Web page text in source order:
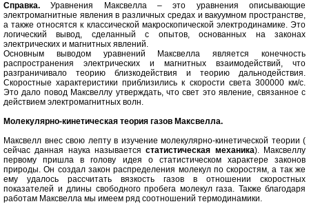
Справка. Уравнения Максвелла – это уравнения описывающие
электромагнитные явления в различных средах и вакуумном пространстве,
а также относятся к классической макроскопической электродинамике. Это
логический вывод, сделанный с опытов, основанных на законах
электрических и магнитных явлений.
Основным выводом уравнений Максвелла является конечность
распространения электрических и магнитных взаимодействий, что
разграничивало теорию близкодействия и теорию дальнодействия.
Скоростные характеристики приблизились к скорости света 300000 км/с.
Это дало повод Максвеллу утверждать, что свет это явление, связанное с
действием электромагнитных волн.
Молекулярно-кинетическая теория газов Максвелла.
Максвелл внес свою лепту в изучение молекулярно-кинетической теории (
сейчас данная наука называетсястатистическая механика). Максвеллу
первому пришла в голову идея о статистическом характере законов
природы. Он создал закон распределения молекул по скоростям, а так же
ему удалось рассчитать вязкость газов в отношении скоростных
показателей и длины свободного пробега молекул газа. Также благодаря
работам Максвелла мы имеем ряд соотношений термодинамики.